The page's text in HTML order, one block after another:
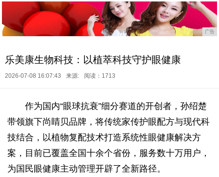
广告
乐美康生物科技：以植萃科技守护眼健康
2026-07-08 16:07:43 来源: 阅读：1713
作为国内“眼球抗衰”细分赛道的开创者，孙绍楚
带领旗下尚睛贝品牌，将传统家传护眼配方与现代科
技结合，以植物复配技术打造系统性眼健康解决方
案，目前已覆盖全国十余个省份，服务数十万用户，
为国民眼健康主动管理开辟了全新路径。